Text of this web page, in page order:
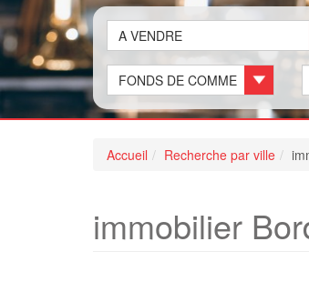
A VENDRE
FONDS DE COMMERCE
Accueil Recherche par ville
immobilier